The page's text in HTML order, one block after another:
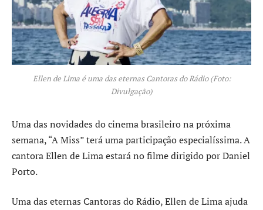
Ellen de Lima é uma das eternas Cantoras do Rádio (Foto:
Divulgação)
Uma das novidades do cinema brasileiro na próxima
semana, “A Miss” terá uma participação especialíssima. A
cantora Ellen de Lima estará no filme dirigido por Daniel
Porto.
Uma das eternas Cantoras do Rádio, Ellen de Lima ajuda